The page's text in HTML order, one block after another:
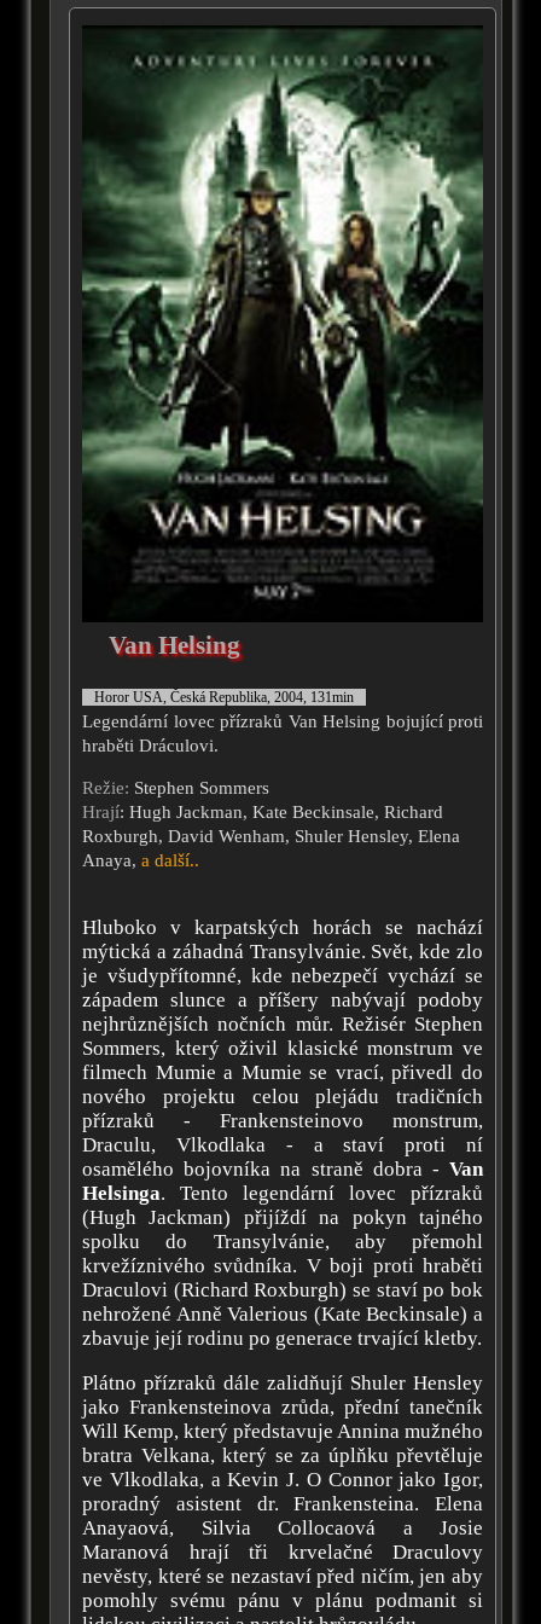
Van Helsing
Horor USA, Česká Republika, 2004, 131min
Legendární lovec přízraků Van Helsing bojující proti
hraběti Dráculovi.
Režie: Stephen Sommers
Hrají: Hugh Jackman, Kate Beckinsale, Richard
Roxburgh, David Wenham, Shuler Hensley, Elena
Anaya, a další..
Hluboko v karpatských horách se nachází
mýtická a záhadná Transylvánie. Svět, kde zlo
je všudypřítomné, kde nebezpečí vychází se
západem slunce a příšery nabývají podoby
nejhrůznějších nočních můr. Režisér Stephen
Sommers, který oživil klasické monstrum ve
filmech Mumie a Mumie se vrací, přivedl do
nového projektu celou plejádu tradičních
přízraků - Frankensteinovo monstrum,
Draculu, Vlkodlaka - a staví proti ní
osamělého bojovníka na straně dobra -Van
Helsinga. Tento legendární lovec přízraků
(Hugh Jackman) přijíždí na pokyn tajného
spolku do Transylvánie, aby přemohl
krvežíznivého svůdníka. V boji proti hraběti
Draculovi (Richard Roxburgh) se staví po bok
nehrožené Anně Valerious (Kate Beckinsale) a
zbavuje její rodinu po generace trvající kletby.
Plátno přízraků dále zalidňují Shuler Hensley
jako Frankensteinova zrůda, přední tanečník
Will Kemp, který představuje Annina mužného
bratra Velkana, který se za úplňku převtěluje
ve Vlkodlaka, a Kevin J. O Connor jako Igor,
proradný asistent dr. Frankensteina. Elena
Anayaová, Silvia Collocaová a Josie
Maranová hrají tři krvelačné Draculovy
nevěsty, které se nezastaví před ničím, jen aby
pomohly svému pánu v plánu podmanit si